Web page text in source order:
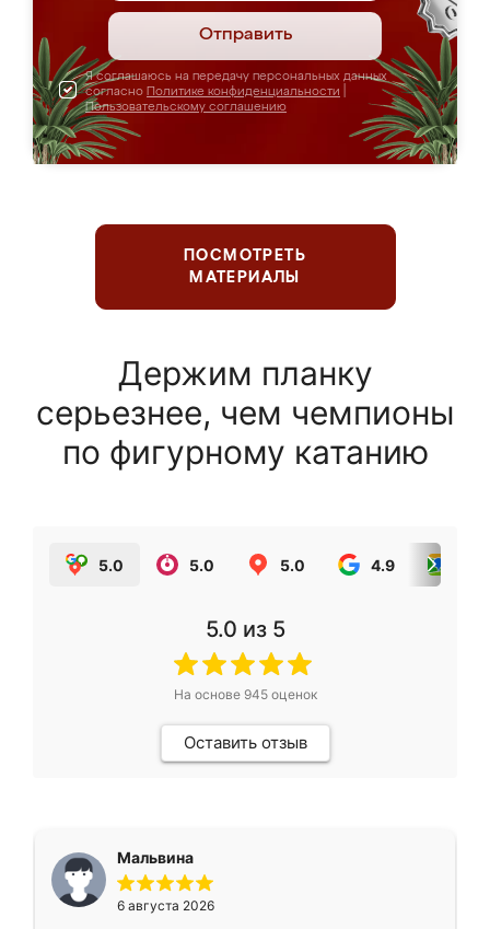
Отправить
Я соглашаюсь на передачу персональных данных
согласно Политике конфиденциальности
Пользовательскому соглашению
ПОСМОТРЕТЬ
МАТЕРИАЛЫ
Держим планку
серьезнее, чем чемпионы
по фигурному катанию
5.0 5.0 5.0 4.9
5.0 из 5
На основе 945оценок
Оставить отзыв
Мальвина
6 августа 2026